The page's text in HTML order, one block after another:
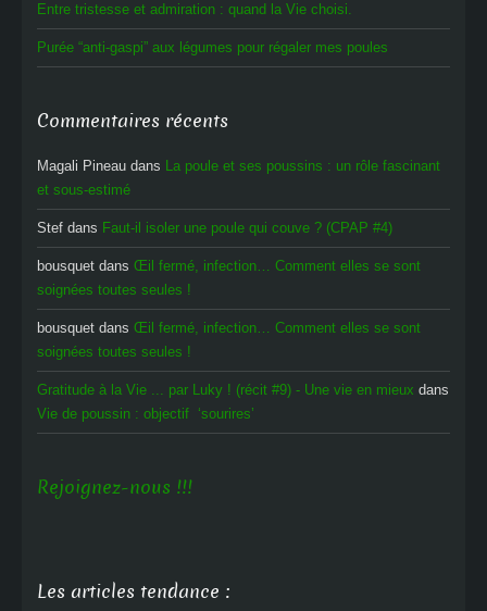
Entre tristesse et admiration : quand la Vie choisi.
Purée “anti-gaspi” aux légumes pour régaler mes poules
Commentaires récents
Magali Pineau dans La poule et ses poussins : un rôle fascinant
et sous-estimé
Stef dans Faut-il isoler une poule qui couve ? (CPAP #4)
bousquet dans Œil fermé, infection… Comment elles se sont
soignées toutes seules !
bousquet dans Œil fermé, infection… Comment elles se sont
soignées toutes seules !
Gratitude à la Vie ... par Luky ! (récit #9) - Une vie en mieux dans
Vie de poussin : objectif ‘sourires’
Rejoignez-nous !!!
Les articles tendance :